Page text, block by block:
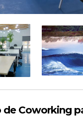
Coworking